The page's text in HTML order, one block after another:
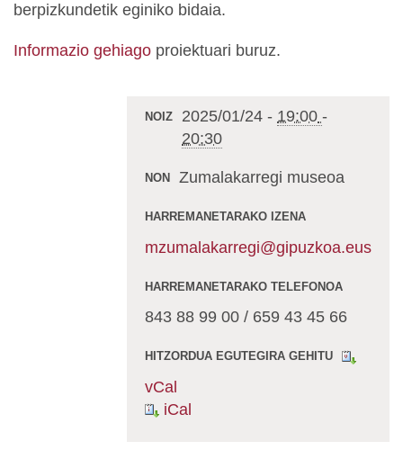
berpizkundetik eginiko bidaia.
Informazio gehiago proiektuari buruz.
NOIZ 2025/01/24 - 19:00 -
20:30
NON Zumalakarregi museoa
HARREMANETARAKO IZENA
mzumalakarregi@gipuzkoa.eus
HARREMANETARAKO TELEFONOA
843 88 99 00 / 659 43 45 66
HITZORDUA EGUTEGIRA GEHITU
vCal
iCal